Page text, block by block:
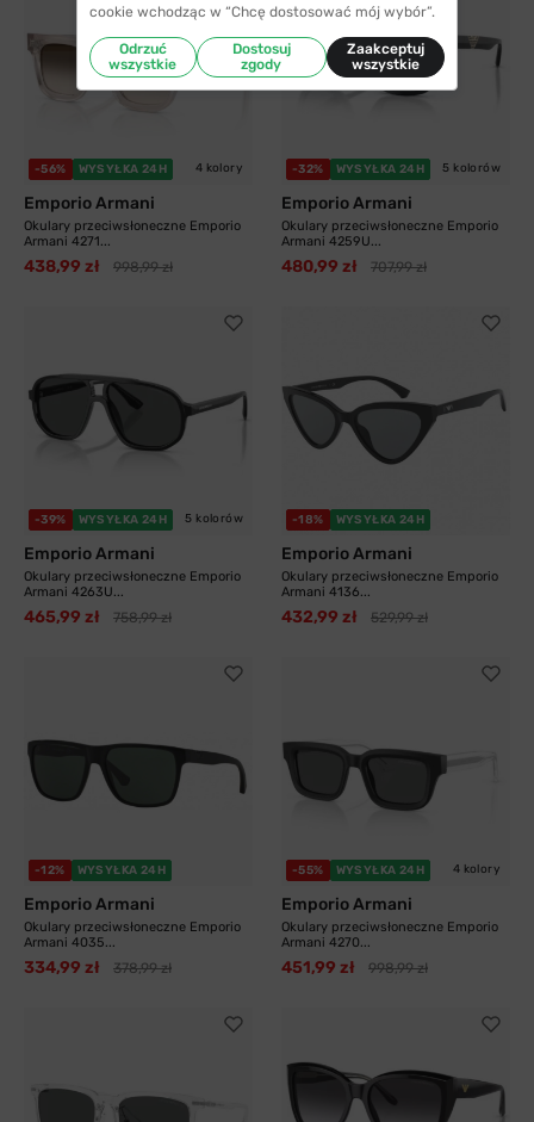
-56% WYSYŁKA 24H 4 kolory
Emporio Armani
Okulary przeciwsłoneczne Emporio
Armani 4271...
438,99 zł 998,99 zł
-32% WYSYŁKA 24H 5 kolorów
Emporio Armani
Okulary przeciwsłoneczne Emporio
Armani 4259U...
480,99 zł 707,99 zł
-39% WYSYŁKA 24H 5 kolorów
Emporio Armani
Okulary przeciwsłoneczne Emporio
Armani 4263U...
465,99 zł 758,99 zł
-18% WYSYŁKA 24H
Emporio Armani
Okulary przeciwsłoneczne Emporio
Armani 4136...
432,99 zł 529,99 zł
-12% WYSYŁKA 24H
Emporio Armani
Okulary przeciwsłoneczne Emporio
Armani 4035...
334,99 zł 378,99 zł
-55% WYSYŁKA 24H 4 kolory
Emporio Armani
Okulary przeciwsłoneczne Emporio
Armani 4270...
451,99 zł 998,99 zł
cookie wchodząc w “Chcę dostosować mój wybór”.
Odrzuć
wszystkie
Dostosuj
zgody
Zaakceptuj
wszystkie